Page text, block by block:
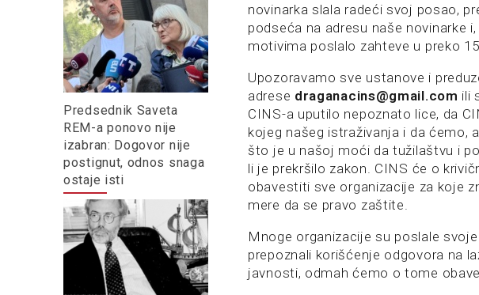
Predsednik Saveta
REM-a ponovo nije
izabran: Dogovor nije
postignut, odnos snaga
ostaje isti
novinarka slala radeći svoj posao,
podseća na adresu naše novinarke
motivima poslalo zahteve u preko
Upozoravamo sve ustanove i
adrese draganacins@gmail.com ili
CINS-a uputilo nepoznato lice, da
kojeg našeg istraživanja i da ćemo,
što je u našoj moći da tužilaštvu i
li je prekršilo zakon. CINS će o
obavestiti sve organizacije za koje
mere da se pravo zaštite.
Mnoge organizacije su poslale
prepoznali korišćenje odgovora na
javnosti, odmah ćemo o tome